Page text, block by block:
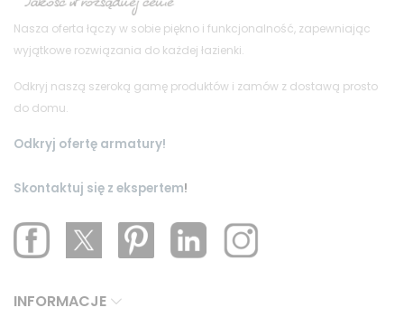
Nasza oferta łączy w sobie piękno i funkcjonalność, zapewniając
wyjątkowe rozwiązania do każdej łazienki.
Odkryj naszą szeroką gamę produktów i zamów z dostawą prosto
do domu.
Odkryj ofertę armatury!
Skontaktuj się z ekspertem!
INFORMACJE